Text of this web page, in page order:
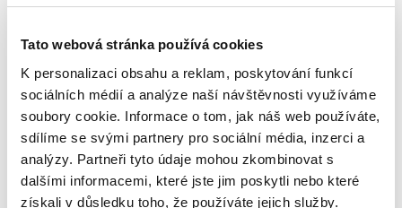
Tato webová stránka používá cookies
K personalizaci obsahu a reklam, poskytování funkcí
sociálních médií a analýze naší návštěvnosti využíváme
soubory cookie. Informace o tom, jak náš web používáte,
sdílíme se svými partnery pro sociální média, inzerci a
analýzy. Partneři tyto údaje mohou zkombinovat s
dalšími informacemi, které jste jim poskytli nebo které
získali v důsledku toho, že používáte jejich služby.
zdaněním. Snaha tento proces korigovat
pro odpočet nákladů na dluhové financování
jeho incentivizaci snižuje, koncepčně však
neřeší otázku historické asymetrie
dluhového a kapitálového financování. Může
být řešením opačný přístup, tedy
incentivizace kapitálu formou odpočtu
fiktivních nákladů na kapitál? Takový